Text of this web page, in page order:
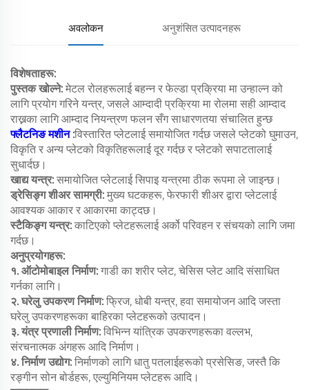
अवलोकन अनुशंसित उत्पादनहरू
विशेषताहरू:
पुस्तक खोल्ने: मेटल रोलहरूलाई बहन्न र फेल्डा प्रक्रिया मा उन्हाल्न को
लागि प्रयोग गरिने यन्त्र, जसले आम्दादी प्रक्रिया मा रोलमा सही आम्दाद
राख्नका लागि आम्दाद नियन्त्रण फलन सँग साधारणतया संचालित हुन्छ
फ्लैटनिङ मशीन :विस्तारित प्लेटलाई समायोजित गर्दछ जसले प्लेटको घुमाउन,
विकृति र अन्य प्लेटको विकृतिहरूलाई दूर गर्दछ र प्लेटको सपाटतालाई
सुधार्दछ।
खाद्य यन्त्र: समायोजित प्लेटलाई सिपाइ यन्त्रमा ठीक रूपमा ले जाइन्छ।
ड्रेसिङ्ग शीअर सामग्री: मुख्य घटकहरू, फेरफारी शीअर द्वारा प्लेटलाई
आवश्यक आकार र आकारमा काट्दछ।
स्टैकिङ्ग यन्त्र: काटिएको प्लेटहरूलाई अर्को परिवहन र संचयको लागि जमा
गर्दछ।
अनुप्रयोगहरू:
१. ऑटोमोबाइल निर्माण: गाडी का शरीर प्लेट, चेसिस प्लेट आदि संसाधित
गर्नका लागि।
२. घरेलु उपकरण निर्माण: फ्रिज, धोबी यन्त्र, हवा समायोजन आदि जस्ता
घरेलु उपकरणहरूका बाहिरका प्लेटहरूको उत्पादन।
३. यंत्र प्रणाली निर्माण: विभिन्न यांत्रिक उपकरणहरूका वल्लभ,
संरचनात्मक अंगहरू आदि निर्माण।
४. निर्माण उद्योग: निर्माणको लागि धातु पतलाईहरूको प्रसेसिङ, जस्तै कि
रङ्गीन सोन बोर्डहरू, एल्युमिनियम प्लेटहरू आदि।